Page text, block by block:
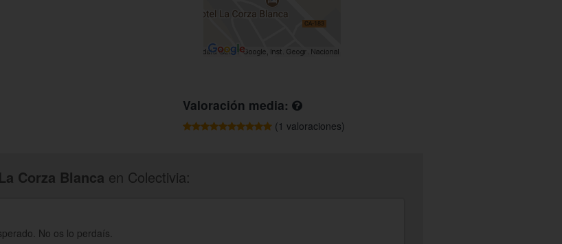
Valoración media:
(1 valoraciones)
Corza Blanca en Colectivia:
No os lo perdaís.